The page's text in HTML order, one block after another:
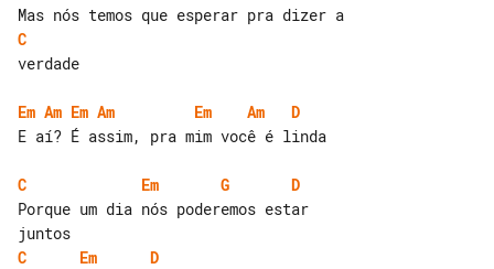
C
verdade
Em Am Em Am Em Am
D
E aí? É assim, pra mim você é linda
C Em G
D
Porque um dia nós poderemos estar
C
Em
D